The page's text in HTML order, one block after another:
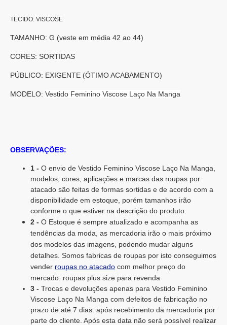
TECIDO: VISCOSE
TAMANHO: G (veste em média 42 ao 44)
CORES: SORTIDAS
PÚBLICO: EXIGENTE (ÓTIMO ACABAMENTO)
MODELO: Vestido Feminino Viscose Laço Na Manga
OBSERVAÇÕES:
1 - O envio de Vestido Feminino Viscose Laço Na Manga,
modelos, cores, aplicações e marcas das roupas por
atacado são feitas de formas sortidas e de acordo com a
disponibilidade em estoque, porém tamanhos irão
conforme o que estiver na descrição do produto.
2 - O Estoque é sempre atualizado e acompanha as
tendências da moda, as mercadoria irão o mais próximo
dos modelos das imagens, podendo mudar alguns
detalhes. Somos fabricas de roupas por isto conseguimos
vender roupas no atacado com melhor preço do
mercado. roupas plus size para revenda
3 - Trocas e devoluções apenas para Vestido Feminino
Viscose Laço Na Manga com defeitos de fabricação no
prazo de até 7 dias. após recebimento da mercadoria por
parte do cliente. Após esta data não será possível realizar